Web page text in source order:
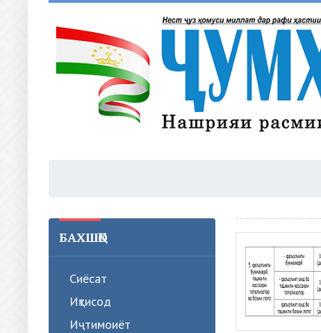
БАХШҲО
Сиёсат
Иқтисод
Иҷтимоиёт